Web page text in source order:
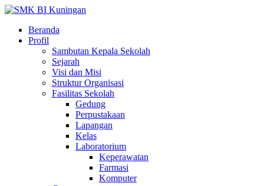
Beranda
Profil
Sambutan Kepala Sekolah
Sejarah
Visi dan Misi
Struktur Organisasi
Fasilitas Sekolah
Gedung
Perpustakaan
Lapangan
Kelas
Laboratorium
Keperawatan
Farmasi
Komputer